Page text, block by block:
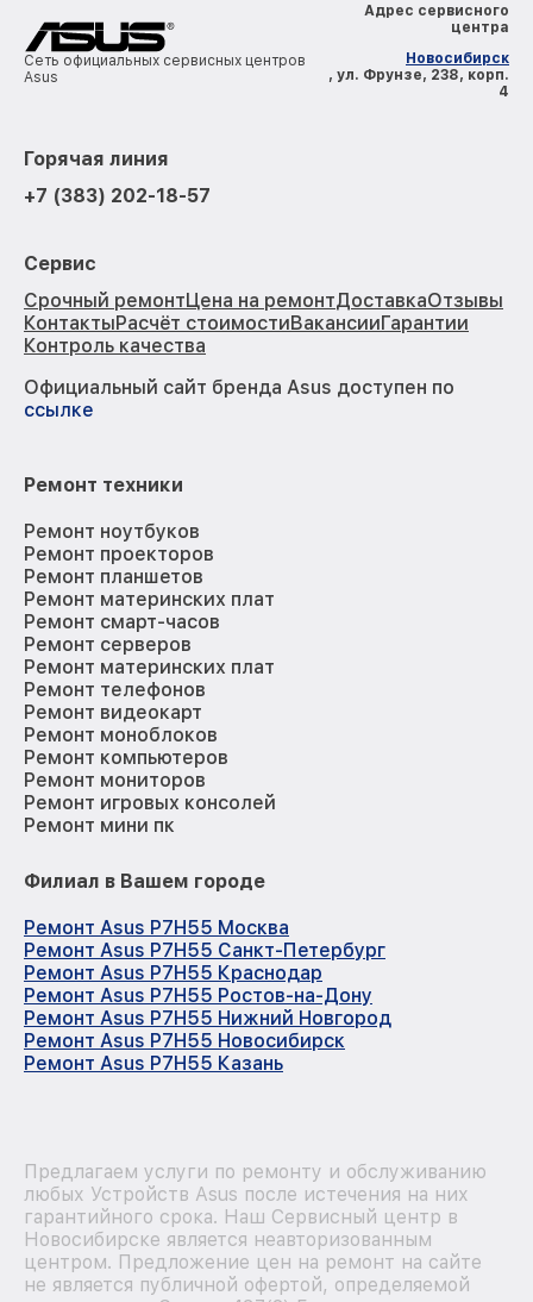
Сеть официальных сервисных центров
Asus
Адрес сервисного
центра
Новосибирск
, ул. Фрунзе, 238, корп.
4
Горячая линия
+7 (383) 202-18-57
Сервис
Срочный ремонтЦена на ремонтДоставкаОтзывы
КонтактыРасчёт стоимостиВакансииГарантии
Контроль качества
Официальный сайт бренда Asus доступен по
ссылке
Ремонт техники
Ремонт ноутбуков
Ремонт проекторов
Ремонт планшетов
Ремонт материнских плат
Ремонт смарт-часов
Ремонт серверов
Ремонт материнских плат
Ремонт телефонов
Ремонт видеокарт
Ремонт моноблоков
Ремонт компьютеров
Ремонт мониторов
Ремонт игровых консолей
Ремонт мини пк
Филиал в Вашем городе
Ремонт Asus P7H55 Москва
Ремонт Asus P7H55 Санкт-Петербург
Ремонт Asus P7H55 Краснодар
Ремонт Asus P7H55 Ростов-на-Дону
Ремонт Asus P7H55 Нижний Новгород
Ремонт Asus P7H55 Новосибирск
Ремонт Asus P7H55 Казань
Предлагаем услуги по ремонту и обслуживанию
любых Устройств Asus после истечения на них
гарантийного срока. Наш Сервисный центр в
Новосибирске является неавторизованным
центром. Предложение цен на ремонт на сайте
не является публичной офертой, определяемой